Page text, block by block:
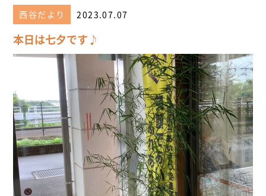
西谷だより 2023.07.07
本日は七夕です♪